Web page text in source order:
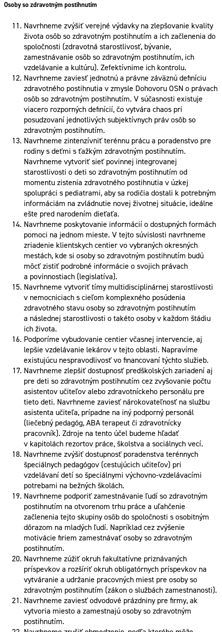
Osoby so zdravotným postihnutím
Navrhneme zvýšiť verejné výdavky na zlepšovanie kvality
života osôb so zdravotným postihnutím a ich začlenenia do
spoločnosti (zdravotná starostlivosť, bývanie,
zamestnávanie osôb so zdravotným postihnutím, ich
vzdelávanie a kultúru). Zefektívnime ich kontrolu.
Navrhneme zaviesť jednotnú a právne záväznú definíciu
zdravotného postihnutia v zmysle Dohovoru OSN o právach
osôb so zdravotným postihnutím. V súčasnosti existuje
viacero rozporných definícií, čo vytvára chaos pri
posudzovaní jednotlivých subjektívnych práv osôb so
zdravotným postihnutím.
Navrhneme zintenzívniť terénnu prácu a poradenstvo pre
rodiny s deťmi s ťažkým zdravotným postihnutím.
Navrhneme vytvoriť sieť povinnej integrovanej
starostlivosti o deti so zdravotným postihnutím od
momentu zistenia zdravotného postihnutia v úzkej
spolupráci s pediatrami, aby sa rodičia dostali k potrebným
informáciám na zvládnutie novej životnej situácie, ideálne
ešte pred narodením dieťaťa.
Navrhneme poskytovanie informácií o dostupných formách
pomoci na jednom mieste. V tejto súvislosti navrhneme
zriadenie klientskych centier vo vybraných okresných
mestách, kde si osoby so zdravotným postihnutím budú
môcť zistiť podrobné informácie o svojich právach
a povinnostiach (legislatíva).
Navrhneme vytvoriť tímy multidisciplinárnej starostlivosti
v nemocniciach s cieľom komplexného posúdenia
zdravotného stavu osoby so zdravotným postihnutím
a následnej starostlivosti o takéto osoby v každom štádiu
ich života.
Podporíme vybudovanie centier včasnej intervencie, aj
lepšie vzdelávanie lekárov v tejto oblasti. Napravíme
existujúcu nespravodlivosť vo financovaní týchto služieb.
Navrhneme zlepšiť dostupnosť predškolských zariadení aj
pre deti so zdravotným postihnutím cez zvyšovanie počtu
asistentov učiteľov alebo zdravotníckeho personálu pre
tieto deti. Navrhneme zaviesť nárokovateľnosť na službu
asistenta učiteľa, prípadne na iný podporný personál
(liečebný pedagóg, ABA terapeut či zdravotnícky
pracovník). Zdroje na tento účel budeme hľadať
v kapitolách rezortov práce, školstva a sociálnych vecí.
Navrhneme zvýšiť dostupnosť poradenstva terénnych
špeciálnych pedagógov (cestujúcich učiteľov) pri
vzdelávaní detí so špeciálnymi výchovno-vzdelávacími
potrebami na bežných školách.
Navrhneme podporiť zamestnávanie ľudí so zdravotným
postihnutím na otvorenom trhu práce a uľahčenie
začlenenia tejto skupiny osôb do spoločnosti s osobitným
dôrazom na mladých ľudí. Napríklad cez zvýšenie
motivácie firiem zamestnávať osoby so zdravotným
postihnutím.
Navrhneme zúžiť okruh fakultatívne priznávaných
príspevkov a rozšíriť okruh obligatórnych príspevkov na
vytváranie a udržanie pracovných miest pre osoby so
zdravotným postihnutím (zákon o službách zamestnanosti).
Navrhneme zaviesť odvodové prázdniny pre firmy, ak
vytvoria miesto a zamestnajú osoby so zdravotným
postihnutím.